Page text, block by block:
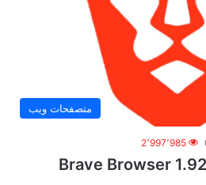
متصفحات ويب
2٬997٬985